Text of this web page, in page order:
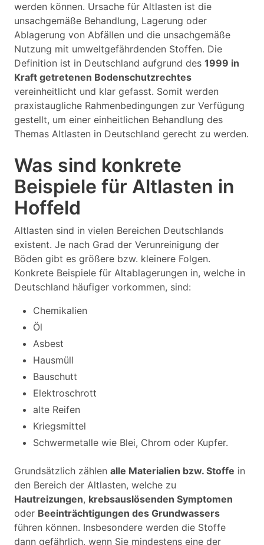
werden können. Ursache für Altlasten ist die
unsachgemäße Behandlung, Lagerung oder
Ablagerung von Abfällen und die unsachgemäße
Nutzung mit umweltgefährdenden Stoffen. Die
Definition ist in Deutschland aufgrund des 1999 in
Kraft getretenen Bodenschutzrechtes
vereinheitlicht und klar gefasst. Somit werden
praxistaugliche Rahmenbedingungen zur Verfügung
gestellt, um einer einheitlichen Behandlung des
Themas Altlasten in Deutschland gerecht zu werden.
Was sind konkrete
Beispiele für Altlasten in
Hoffeld
Altlasten sind in vielen Bereichen Deutschlands
existent. Je nach Grad der Verunreinigung der
Böden gibt es größere bzw. kleinere Folgen.
Konkrete Beispiele für Altablagerungen in, welche in
Deutschland häufiger vorkommen, sind:
Chemikalien
Öl
Asbest
Hausmüll
Bauschutt
Elektroschrott
alte Reifen
Kriegsmittel
Schwermetalle wie Blei, Chrom oder Kupfer.
Grundsätzlich zählen alle Materialien bzw. Stoffe in
den Bereich der Altlasten, welche zu
Hautreizungen, krebsauslösenden Symptomen
oder Beeinträchtigungen des Grundwassers
führen können. Insbesondere werden die Stoffe
dann gefährlich, wenn Sie mindestens eine der